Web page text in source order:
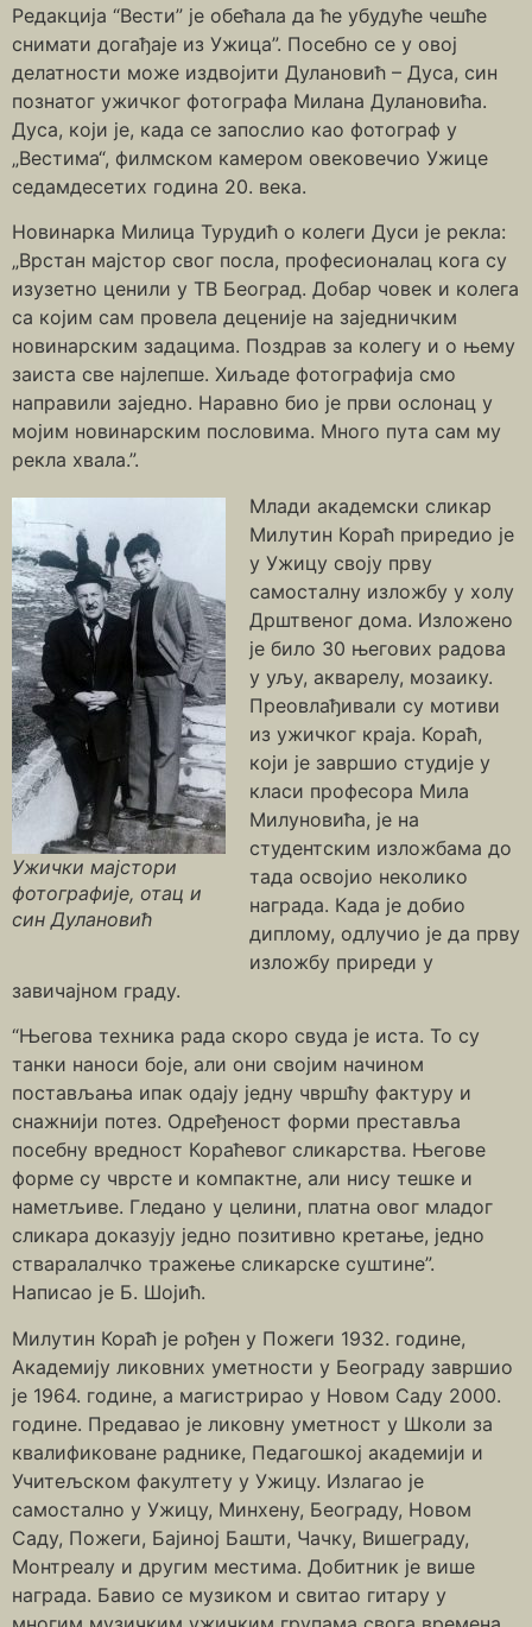
Редакција “Вести” је обећала да ће убудуће чешће
снимати догађаје из Ужица”. Посебно се у овој
делатности може издвојити Дулановић – Дуса, син
познатог ужичког фотографа Милана Дулановића.
Дуса, који је, када се запослио као фотограф у
„Вестима“, филмском камером овековечио Ужице
седамдесетих година 20. века.
Новинарка Милица Турудић о колеги Дуси је рекла:
„Врстан мајстор свог посла, професионалац кога су
изузетно ценили у ТВ Београд. Добар човек и колега
са којим сам провела деценије на заједничким
новинарским задацима. Поздрав за колегу и о њему
заиста све најлепше. Хиљаде фотографија смо
направили заједно. Наравно био је први ослонац у
мојим новинарским пословима. Много пута сам му
рекла хвала.”.
Ужички мајстори
фотографије, отац и
син Дулановић
Млади академски сликар
Милутин Кораћ приредио је
у Ужицу своју прву
самосталну изложбу у холу
Дрштвеног дома. Изложено
је било 30 његових радова
у уљу, акварелу, мозаику.
Преовлађивали су мотиви
из ужичког краја. Кораћ,
који је завршио студије у
класи професора Мила
Милуновића, је на
студентским изложбама до
тада освојио неколико
награда. Када је добио
диплому, одлучио је да прву
изложбу приреди у
завичајном граду.
“Његова техника рада скоро свуда је иста. То су
танки наноси боје, али они својим начином
постављања ипак одају једну чвршћу фактуру и
снажнији потез. Одређеност форми преставља
посебну вредност Кораћевог сликарства. Његове
форме су чврсте и компактне, али нису тешке и
наметљиве. Гледано у целини, платна овог младог
сликара доказују једно позитивно кретање, једно
стваралалчко тражење сликарске суштине”.
Написао је Б. Шојић.
Милутин Кораћ је рођен у Пожеги 1932. године,
Академију ликовних уметности у Београду завршио
је 1964. године, а магистрирао у Новом Саду 2000.
године. Предавао је ликовну уметност у Школи за
квалификоване раднике, Педагошкој академији и
Учитељском факултету у Ужицу. Излагао је
самостално у Ужицу, Минхену, Београду, Новом
Саду, Пожеги, Бајиној Башти, Чачку, Вишеграду,
Монтреалу и другим местима. Добитник је више
награда. Бавио се музиком и свитао гитару у